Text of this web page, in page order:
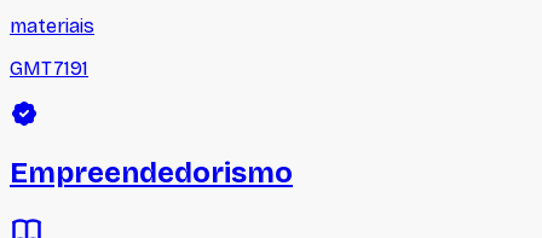
materiais
GMT7191
Empreendedorismo